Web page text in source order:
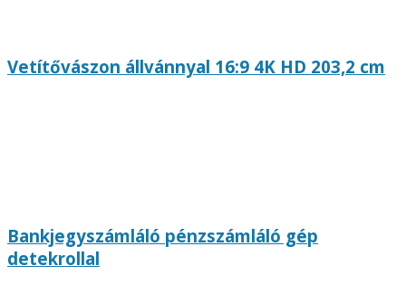
Vetítővászon állvánnyal 16:9 4K HD 203,2 cm
Bankjegyszámláló pénzszámláló gép
detekrollal